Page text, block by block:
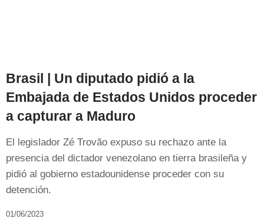
Brasil | Un diputado pidió a la
Embajada de Estados Unidos proceder
a capturar a Maduro
El legislador Zé Trovão expuso su rechazo ante la
presencia del dictador venezolano en tierra brasileña y
pidió al gobierno estadounidense proceder con su
detención.
01/06/2023